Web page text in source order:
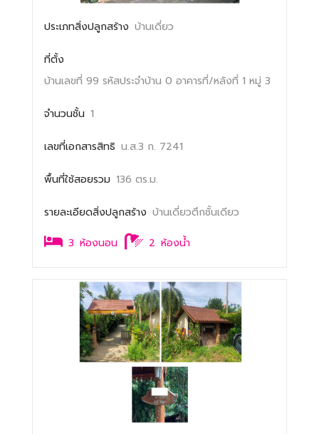
ประเภทสิ่งปลูกสร้าง บ้านเดี่ยว
ที่ตั้ง
บ้านเลขที่ 99 รหัสประจำบ้าน 0 อาคารที่/หลังที่ 1 หมู่ 3
จำนวนชั้น 1
เลขที่เอกสารสิทธิ น.ส.3 ก. 7241
พื้นที่ใช้สอยรวม 136 ตร.ม.
รายละเอียดสิ่งปลูกสร้าง บ้านเดี่ยวตึกชั้นเดียว
3 ห้องนอน 2 ห้องน้ำ